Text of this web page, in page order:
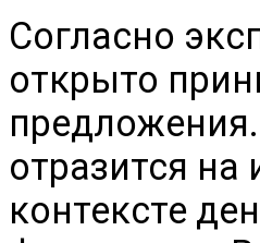
Согласно
открыто
отразится
контексте